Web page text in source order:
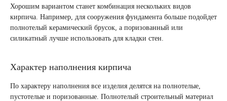
Хорошим вариантом станет комбинация нескольких видов
кирпича. Например, для сооружения фундамента больше подойдет
полнотелый керамический брусок, а поризованный или
силикатный лучше использовать для кладки стен.
Характер наполнения кирпича
По характеру наполнения все изделия делятся на полнотелые,
пустотелые и поризованные. Полнотелый строительный материал